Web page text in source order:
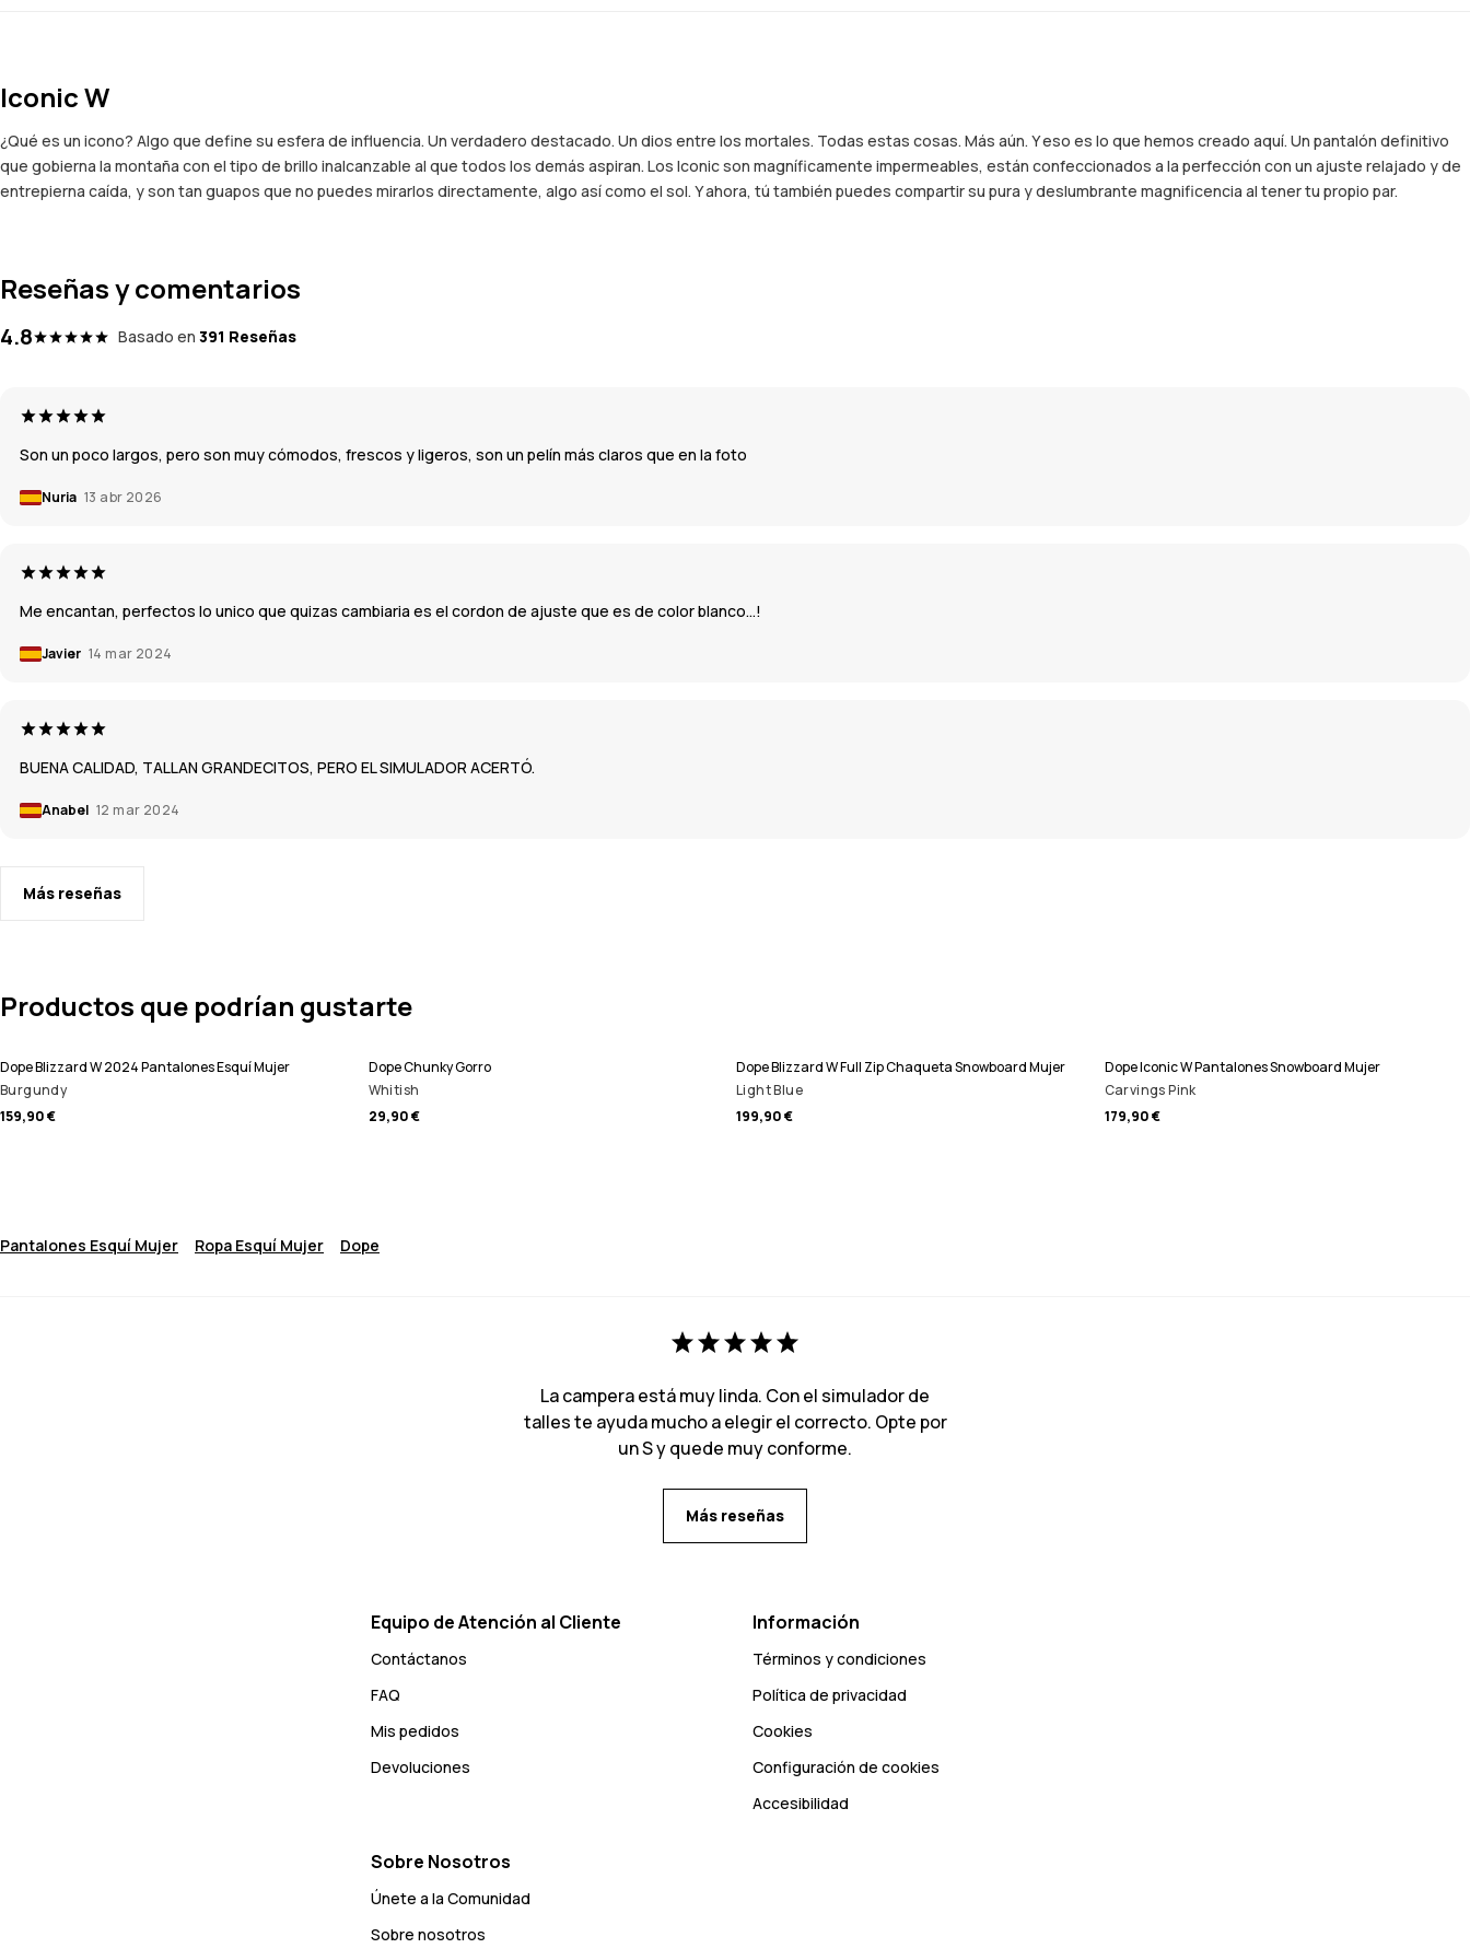
Iconic W
¿Qué es un icono? Algo que define su esfera de influencia. Un verdadero destacado. Un dios entre los mortales. Todas estas cosas. Más aún. Y eso es lo que hemos creado aquí. Un pantalón definitivo
que gobierna la montaña con el tipo de brillo inalcanzable al que todos los demás aspiran. Los Iconic son magníficamente impermeables, están confeccionados a la perfección con un ajuste relajado y de
entrepierna caída, y son tan guapos que no puedes mirarlos directamente, algo así como el sol. Y ahora, tú también puedes compartir su pura y deslumbrante magnificencia al tener tu propio par.
Reseñas y comentarios
4.8 Basado en 391 Reseñas
Son un poco largos, pero son muy cómodos, frescos y ligeros, son un pelín más claros que en la foto
Nuria 13 abr 2026
Me encantan, perfectos lo unico que quizas cambiaria es el cordon de ajuste que es de color blanco...!
Javier 14 mar 2024
BUENA CALIDAD, TALLAN GRANDECITOS, PERO EL SIMULADOR ACERTÓ.
Anabel 12 mar 2024
Más reseñas
Productos que podrían gustarte
Dope Blizzard W 2024 Pantalones Esquí Mujer
Burgundy
159,90 €
Dope Chunky Gorro
Whitish
29,90 €
Dope Blizzard W Full Zip Chaqueta Snowboard Mujer
Light Blue
199,90 €
Dope Iconic W Pantalones Snowboard Mujer
Carvings Pink
179,90 €
Pantalones Esquí Mujer Ropa Esquí Mujer Dope
La campera está muy linda. Con el simulador de
talles te ayuda mucho a elegir el correcto. Opte por
un S y quede muy conforme.
Más reseñas
Equipo de Atención al Cliente
Contáctanos
FAQ
Mis pedidos
Devoluciones
Información
Términos y condiciones
Política de privacidad
Cookies
Configuración de cookies
Accesibilidad
Sobre Nosotros
Únete a la Comunidad
Sobre nosotros